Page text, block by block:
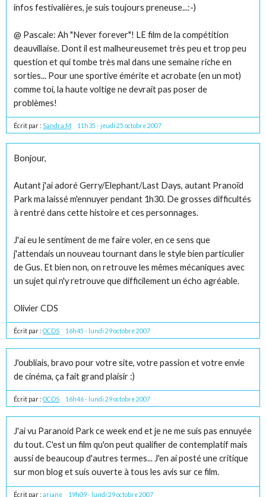
infos festivalières, je suis toujours preneuse...:-)
@ Pascale: Ah "Never forever"! LE film de la compétition
deauvillaise. Dont il est malheureusemet très peu et trop peu
question et qui tombe très mal dans une semaine riche en
sorties... Pour une sportive émérite et acrobate (en un mot)
comme toi, la haute voltige ne devrait pas poser de
problèmes!
Écrit par : Sandra.M 11h35 -jeudi 25 octobre 2007
Bonjour,
Autant j'ai adoré Gerry/Elephant/Last Days, autant Pranoïd
Park ma laissé m'ennuyer pendant 1h30. De grosses difficultés
à rentré dans cette histoire et ces personnages.
J'ai eu le sentiment de me faire voler, en ce sens que
j'attendais un nouveau tournant dans le style bien particulier
de Gus. Et bien non, on retrouve les mêmes mécaniques avec
un sujet qui n'y retrouve que difficilement un écho agréable.
Olivier CDS
Écrit par :OCDS 16h45 - lundi 29 octobre 2007
J'oubliais, bravo pour votre site, votre passion et votre envie
de cinéma, ça fait grand plaisir :)
Écrit par :OCDS 16h46- lundi 29 octobre 2007
J'ai vu Paranoid Park ce week end et je ne me suis pas ennuyée
du tout. C'est un film qu'on peut qualifier de contemplatif mais
aussi de beaucoup d'autres termes... J'en ai posté une critique
sur mon blog et suis ouverte à tous les avis sur ce film.
Écrit par :ariane 19h09- lundi 29 octobre 2007